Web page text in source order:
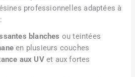
professionnelles adaptées à
blanches ou teintées
en plusieurs couches
aux UVet aux fortes